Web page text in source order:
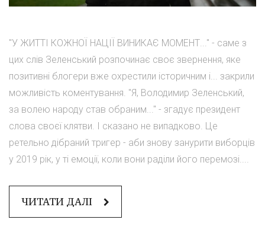
"У ЖИТТІ КОЖНОЇ НАЦІЇ ВИНИКАЄ МОМЕНТ..." - саме з
цих слів Зеленський розпочинає своє звернення, яке
позитивні блогери вже охрестили історичним і... закрили
можливість коментування. "Я, Володимир Зеленський,
за волею народу став обраним..." - згадує президент
слова своєї клятви. І сказано не випадково. Це
ретельно дібраний тригер - аби знову занурити виборців
у 2019 рік, у ті емоції, коли вони раділи його перемозі....
ЧИТАТИ ДАЛІ